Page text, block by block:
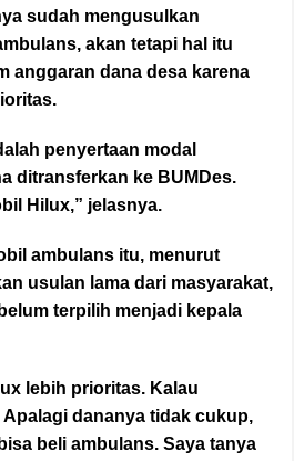
sudah mengusulkan
akan tetapi hal itu
anggaran dana desa karena
penyertaan modal
ditransferkan ke BUMDes.
Hilux,” jelasnya.
ambulans itu, menurut
usulan lama dari masyarakat,
terpilih menjadi kepala
lebih prioritas. Kalau
dananya tidak cukup,
beli ambulans. Saya tanya